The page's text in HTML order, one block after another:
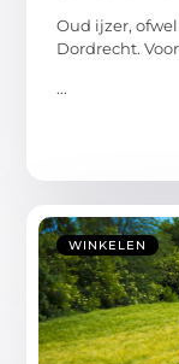
Oud ijzer,
Dordrecht.
...
WINKELEN